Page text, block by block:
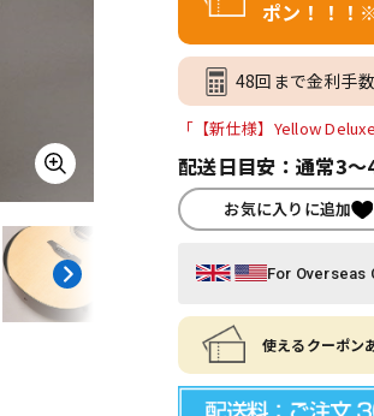
ポン！！！
48回まで金利手
「【新仕様】Yellow
配送日目安：通常3
お気に入りに追加
For Overseas
使えるクーポン